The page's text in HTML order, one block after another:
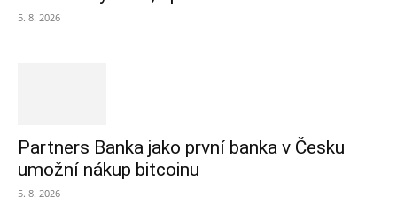
5. 8. 2026
Partners Banka jako první banka v Česku
umožní nákup bitcoinu
5. 8. 2026